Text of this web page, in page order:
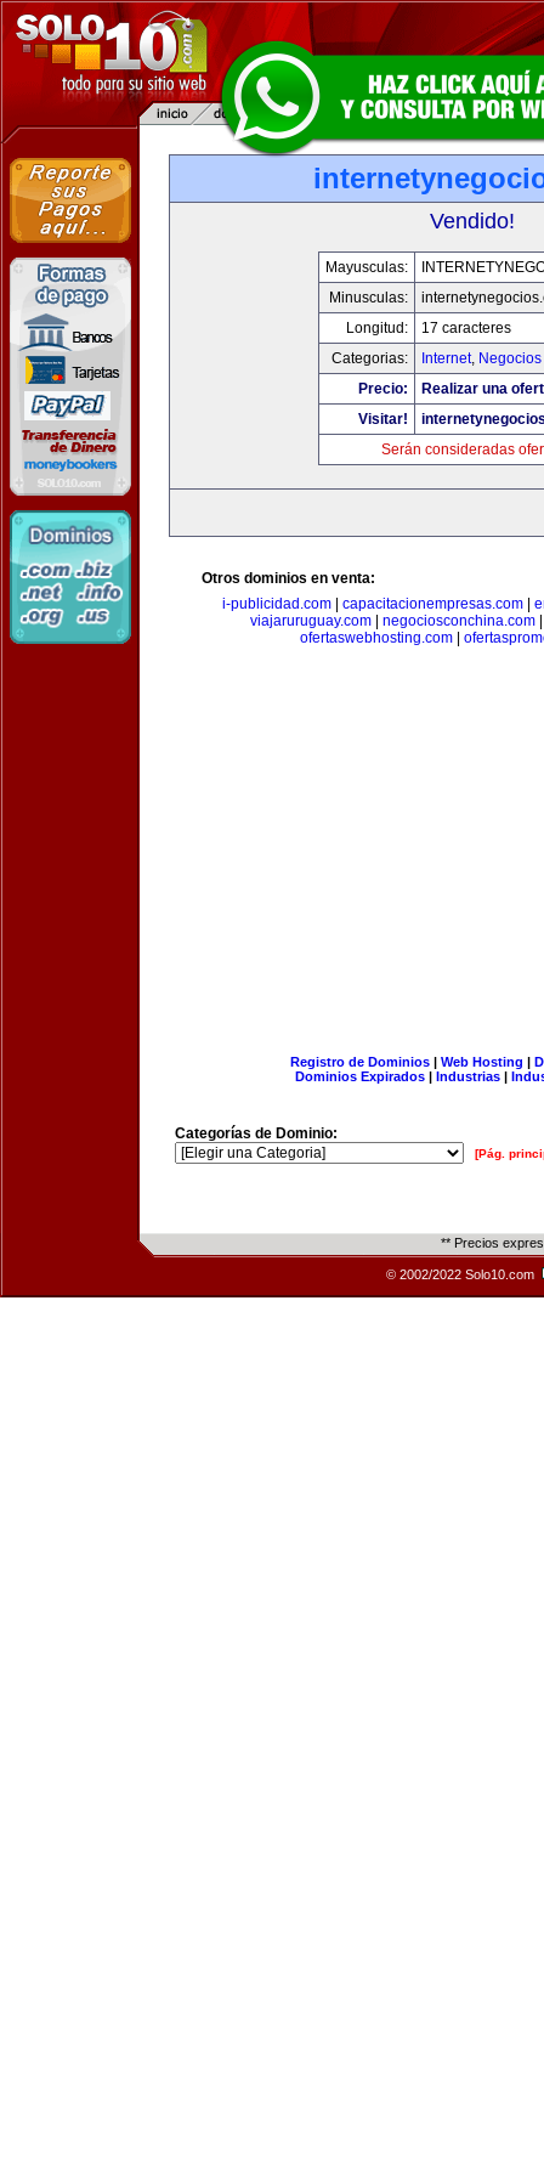
Vendido!
Mayusculas:
Minusculas:
Longitud:
17 caracteres
Categorias:
Internet, Negocios
Precio:
Realizar una
Visitar!
Serán consideradas
Otros dominios en venta:
i-publicidad.com| capacitacionempresas.com|
viajaruruguay.com| negociosconchina.com
ofertaswebhosting.com|
Registro de Dominios| Web Hosting |
Dominios Expirados | Industrias |
Categorías de Dominio:
[Pág.
** Precios
© 2002/2022 Solo10.com